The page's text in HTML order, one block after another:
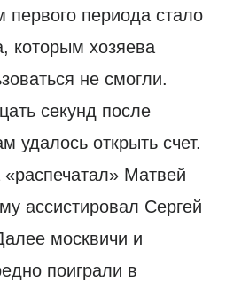
периода стало
которым хозяева
не смогли.
секунд после
удалось открыть счет.
Матвей
ассистировал Сергей
москвичи и
поиграли в